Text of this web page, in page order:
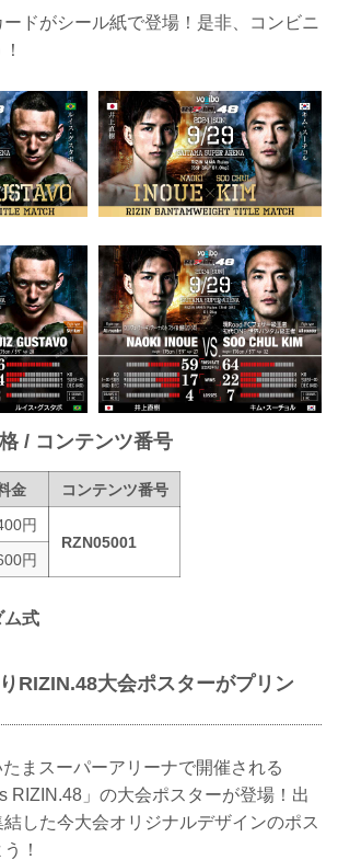
ドがシール紙で登場！是非、コンビニ
/ コンテンツ番号
金
コンテンツ番号
円
RZN05001
円
ム式
RIZIN.48大会ポスターがプリン
まスーパーアリーナで開催される
RIZIN.48」の大会ポスターが登場！出
した今大会オリジナルデザインのポス
！